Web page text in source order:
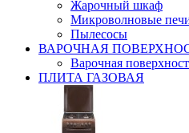
Жарочный шкаф
Микроволновые
Пылесосы
ВАРОЧНАЯ
Варочная
ПЛИТА ГАЗОВАЯ